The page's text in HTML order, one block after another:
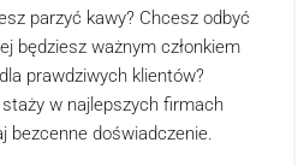
parzyć kawy? Chcesz odbyć
będziesz ważnym członkiem
prawdziwych klientów?
w najlepszych firmach
bezcenne doświadczenie.